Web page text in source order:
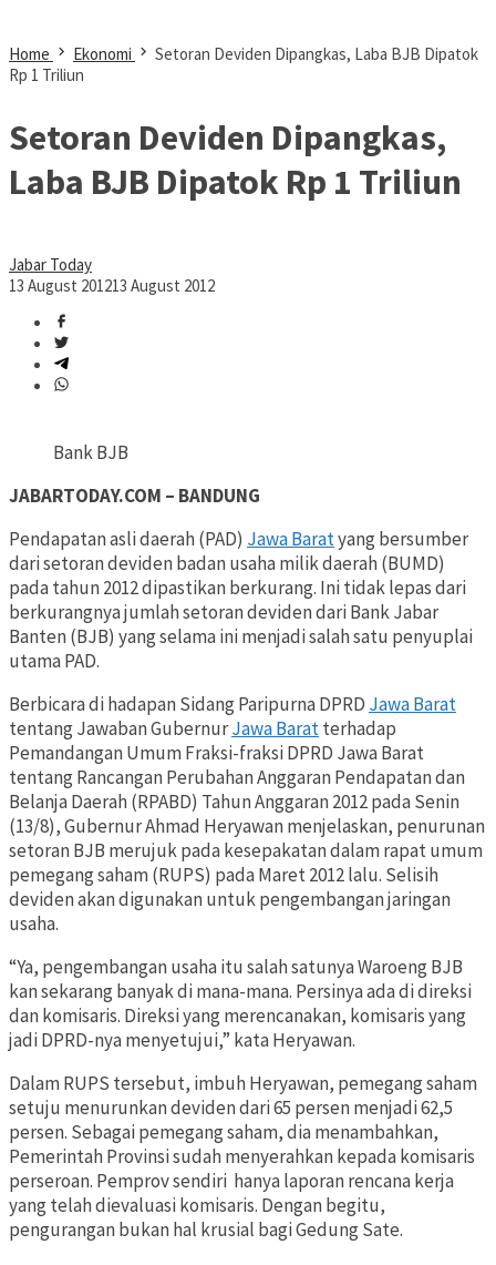
Home Ekonomi
Setoran Deviden Dipangkas, Laba BJB Dipatok
Rp 1 Triliun
Setoran Deviden Dipangkas,
Laba BJB Dipatok Rp 1 Triliun
Jabar Today
13 August 201213 August 2012
Bank BJB
JABARTODAY.COM – BANDUNG
Pendapatan asli daerah (PAD) Jawa Baratyang bersumber
dari setoran deviden badan usaha milik daerah (BUMD)
pada tahun 2012 dipastikan berkurang. Ini tidak lepas dari
berkurangnya jumlah setoran deviden dari Bank Jabar
Banten (BJB) yang selama ini menjadi salah satu penyuplai
utama PAD.
Berbicara di hadapan Sidang Paripurna DPRD Jawa Barat
tentang Jawaban GubernurJawa Baratterhadap
Pemandangan Umum Fraksi-fraksi DPRD Jawa Barat
tentang Rancangan Perubahan Anggaran Pendapatan dan
Belanja Daerah (RPABD) Tahun Anggaran 2012 pada Senin
(13/8), Gubernur Ahmad Heryawan menjelaskan, penurunan
setoran BJB merujuk pada kesepakatan dalam rapat umum
pemegang saham (RUPS) pada Maret 2012 lalu. Selisih
deviden akan digunakan untuk pengembangan jaringan
usaha.
“Ya, pengembangan usaha itu salah satunya Waroeng BJB
kan sekarang banyak di mana-mana. Persinya ada di direksi
dan komisaris. Direksi yang merencanakan, komisaris yang
jadi DPRD-nya menyetujui,” kata Heryawan.
Dalam RUPS tersebut, imbuh Heryawan, pemegang saham
setuju menurunkan deviden dari 65 persen menjadi 62,5
persen. Sebagai pemegang saham, dia menambahkan,
Pemerintah Provinsi sudah menyerahkan kepada komisaris
perseroan. Pemprov sendiri hanya laporan rencana kerja
yang telah dievaluasi komisaris. Dengan begitu,
pengurangan bukan hal krusial bagi Gedung Sate.